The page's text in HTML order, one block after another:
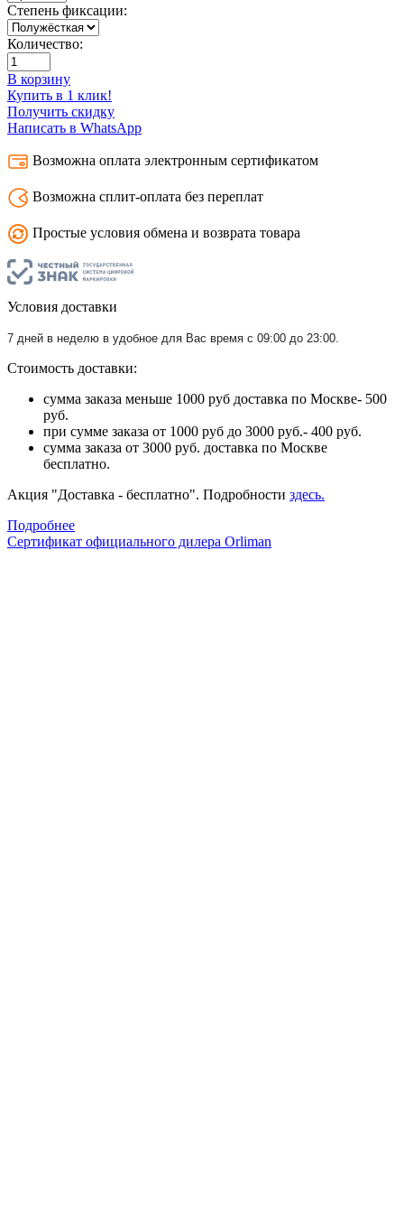
Степень фиксации:
Количество:
В корзину
Купить в 1 клик!
Получить скидку
Написать в WhatsApp
Возможна оплата электронным сертификатом
Возможна сплит-оплата без переплат
Простые условия обмена и возврата товара
Условия доставки
7 дней в неделю в удобное для Вас время с 09:00 до 23:00.
Стоимость доставки:
сумма заказа меньше 1000 руб доставка по Москве- 500
руб.
при сумме заказа от 1000 руб до 3000 руб.- 400 руб.
сумма заказа от 3000 руб. доставка по Москве
бесплатно.
Акция "Доставка - бесплатно". Подробности здесь.
Подробнее
Сертификат официального дилера Orliman